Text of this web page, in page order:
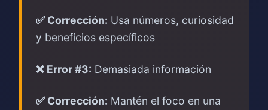
✅ Corrección: Usa números, curiosidad
y beneficios específicos
❌ Error #3: Demasiada información
✅ Corrección: Mantén el foco en una